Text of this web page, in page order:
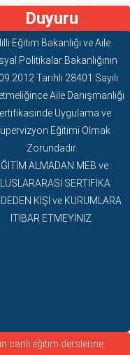
Duyuru
Eğitim Bakanlığı ve Aile
Politikalar Bakanlığının
Tarihli 28401 Sayılı
Aile Danışmanlığı
Uygulama ve
Eğitimi Olmak
Zorundadır.
ALMADAN MEB ve
SERTİFİKA
KİŞİ ve KURUMLARA
İTİBAR ETMEYİNİZ.
canlı eğitim derslerine